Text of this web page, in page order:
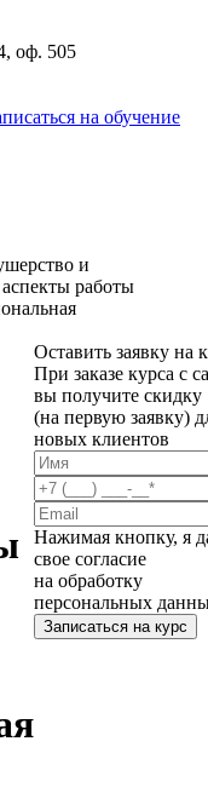
оф. 505
на обучение
и
работы
Оставить заявку на
При заказе курса с
вы получите скидку
(на первую заявку)
новых клиентов
Нажимая кнопку, я
свое согласие
на обработку
персональных
Записаться на курс